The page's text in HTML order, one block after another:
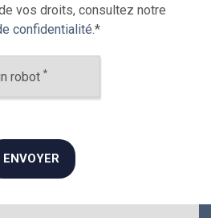
vos droits, consultez notre
confidentialité.*
robot *